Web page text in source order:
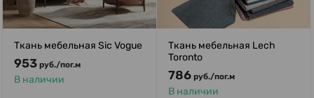
Ткань мебельная Sic Vogue
953 руб./пог.м
В наличии
Ткань мебельная Lech
Toronto
786 руб./пог.м
В наличии